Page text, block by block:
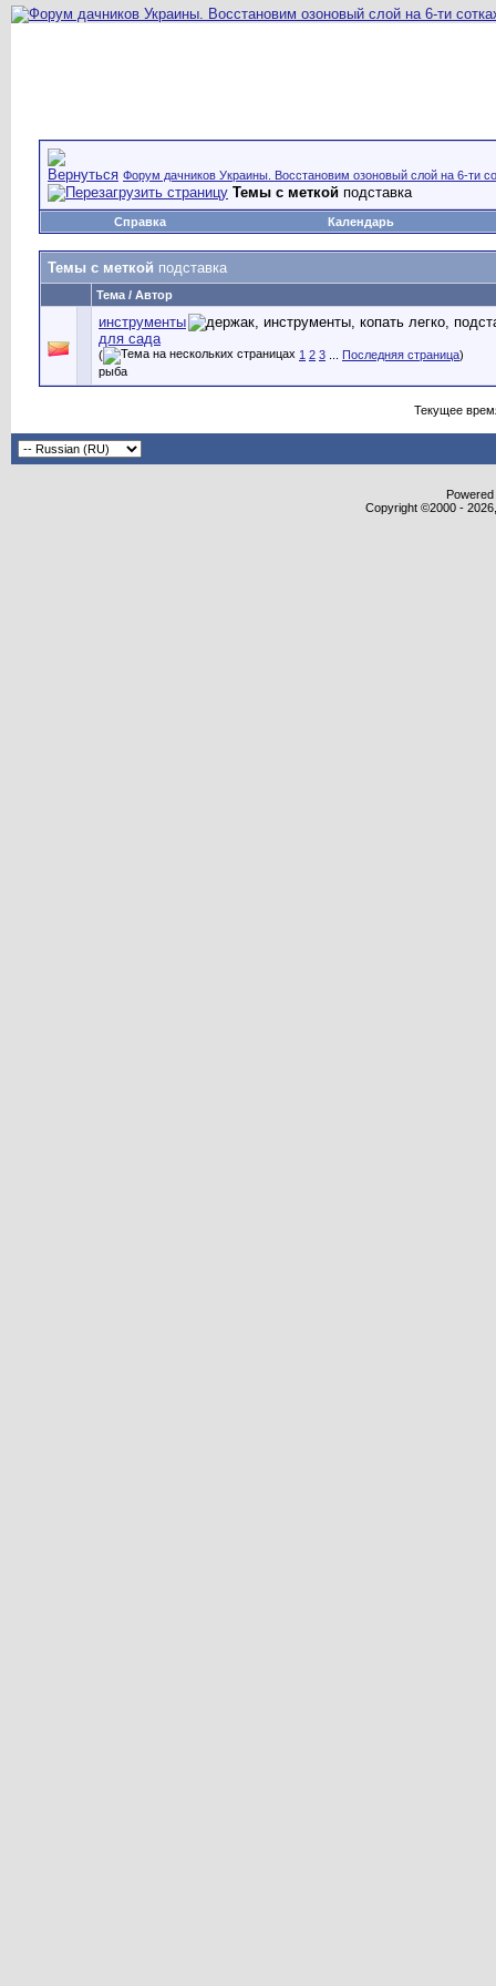
Форум дачников Украины. Восстановим озоновый слой на 6-ти
Темы с меткой подставка
Справка Календарь
Темы с меткой подставка
Тема / Автор
инструменты
для сада
( 1 2 3 Последняя страница)
рыба
Текущее
Copyright ©2000 -